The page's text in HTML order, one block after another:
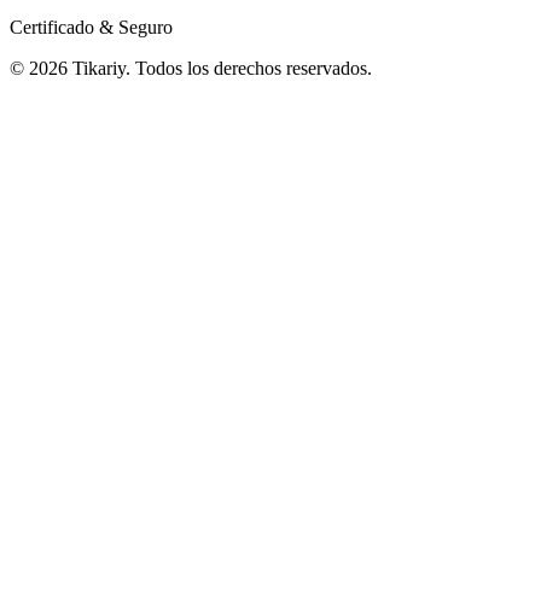
Certificado & Seguro
© 2026 Tikariy. Todos los derechos reservados.